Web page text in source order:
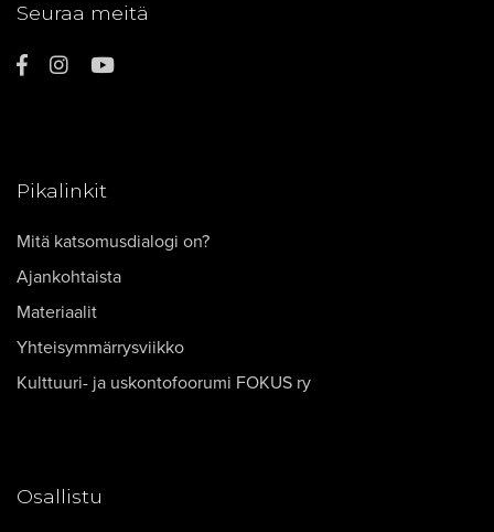
Seuraa meitä
Pikalinkit
Mitä katsomusdialogi on?
Ajankohtaista
Materiaalit
Yhteisymmärrysviikko
Kulttuuri- ja uskontofoorumi FOKUS ry
Osallistu